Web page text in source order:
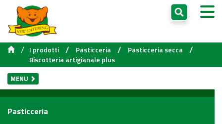
/ I prodotti / Pasticceria / Pasticceria secca /
Biscotteria artigianale plus
MENU
Pasticceria